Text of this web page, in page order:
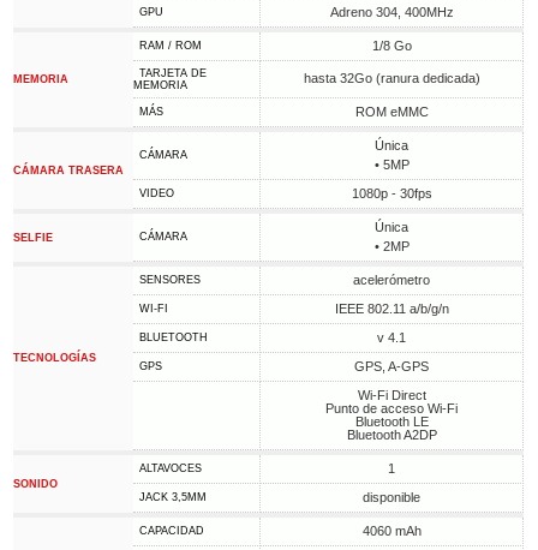
GPU Adreno 304, 400MHz
MEMORIA
RAM / ROM 1/8 Go
TARJETA DE
MEMORIA
hasta 32Go (ranura dedicada)
MÁS ROM eMMC
CÁMARA TRASERA
CÁMARA
Única
• 5MP
VIDEO 1080p - 30fps
SELFIE CÁMARA
Única
• 2MP
TECNOLOGÍAS
SENSORES acelerómetro
WI-FI IEEE 802.11 a/b/g/n
BLUETOOTH v 4.1
GPS
GPS, A-GPS
Wi-Fi Direct
Punto de acceso Wi-Fi
Bluetooth LE
Bluetooth A2DP
SONIDO
ALTAVOCES 1
JACK 3,5MM disponible
CAPACIDAD 4060 mAh